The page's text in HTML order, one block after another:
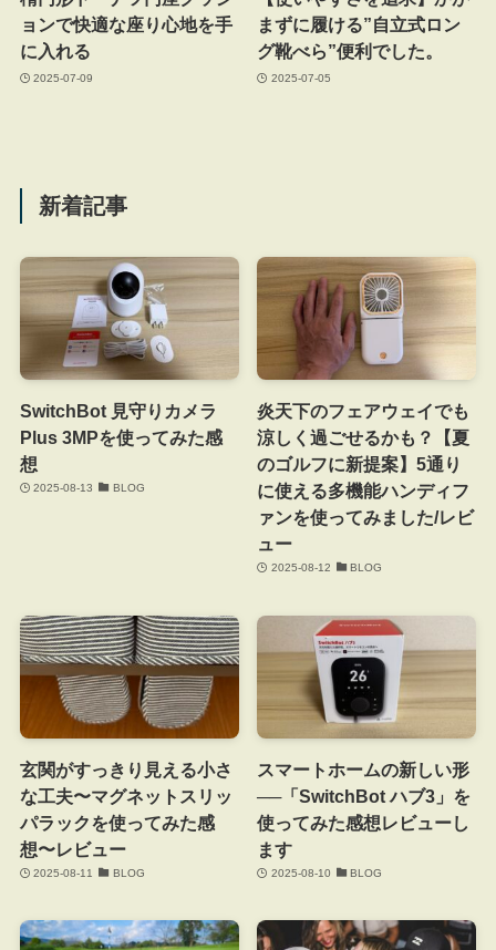
ョンで快適な座り心地を手
に入れる
2025-07-09
まずに履ける”自立式ロン
グ靴べら”便利でした。
2025-07-05
新着記事
SwitchBot 見守りカメラ
Plus 3MPを使ってみた感
想
2025-08-13 BLOG
炎天下のフェアウェイでも
涼しく過ごせるかも？【夏
のゴルフに新提案】5通り
に使える多機能ハンディフ
ァンを使ってみました/レビ
ュー
2025-08-12 BLOG
玄関がすっきり見える小さ
な工夫〜マグネットスリッ
パラックを使ってみた感
想〜レビュー
2025-08-11 BLOG
スマートホームの新しい形
──「SwitchBot ハブ3」を
使ってみた感想レビューし
ます
2025-08-10 BLOG